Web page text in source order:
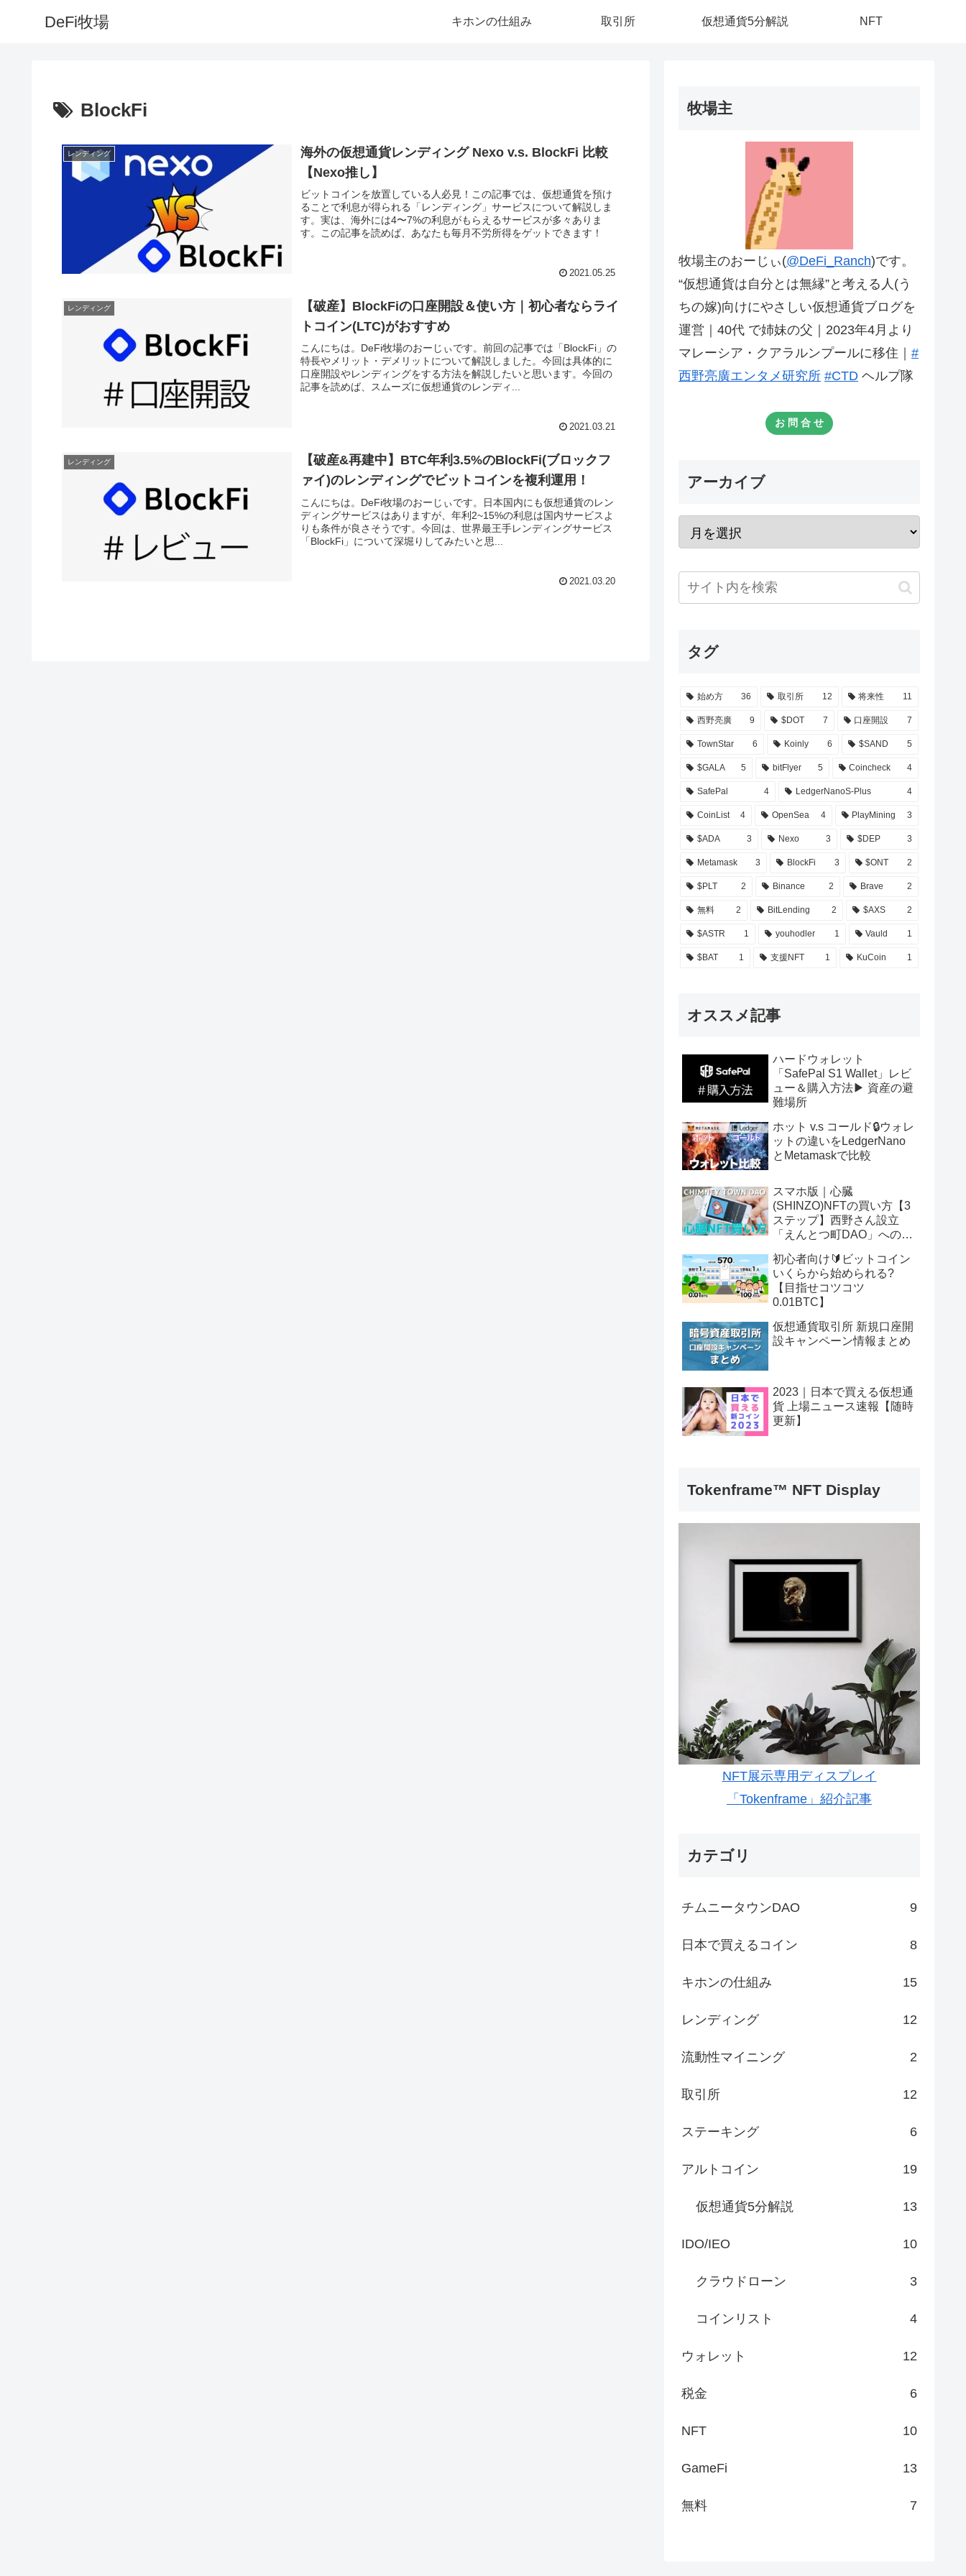
DeFi牧場 キホンの仕組み 取引所 仮想通貨5分解説 NFT
BlockFi
レンディング
海外の仮想通貨レンディング Nexo v.s. BlockFi 比較
【Nexo推し】
ビットコインを放置している人必見！この記事では、仮想通貨を預け
ることで利息が得られる「レンディング」サービスについて解説しま
す。実は、海外には4〜7%の利息がもらえるサービスが多々ありま
す。この記事を読めば、あなたも毎月不労所得をゲットできます！
2021.05.25
レンディング
【破産】BlockFiの口座開設＆使い方｜初心者ならライ
トコイン(LTC)がおすすめ
こんにちは。DeFi牧場のおーじぃです。前回の記事では「BlockFi」の
特長やメリット・デメリットについて解説しました。今回は具体的に
口座開設やレンディングをする方法を解説したいと思います。今回の
記事を読めば、スムーズに仮想通貨のレンディ...
2021.03.21
レンディング
【破産&再建中】BTC年利3.5%のBlockFi(ブロックフ
ァイ)のレンディングでビットコインを複利運用！
こんにちは。DeFi牧場のおーじぃです。日本国内にも仮想通貨のレン
ディングサービスはありますが、年利2~15%の利息は国内サービスよ
りも条件が良さそうです。今回は、世界最王手レンディングサービス
「BlockFi」について深堀りしてみたいと思...
2021.03.20
牧場主
牧場主のおーじぃ(@DeFi_Ranch)です。
“仮想通貨は自分とは無縁”と考える人(う
ちの嫁)向けにやさしい仮想通貨ブログを
運営｜40代 で姉妹の父｜2023年4月より
マレーシア・クアラルンプールに移住｜ #
西野亮廣エンタメ研究所 #CTD ヘルプ隊
お 問 合 せ
アーカイブ
タグ
始め方 36 取引所 12 将来性 11
西野亮廣 9 $DOT 7 口座開設 7
TownStar 6 Koinly 6 $SAND 5
$GALA 5 bitFlyer 5 Coincheck 4
SafePal 4 LedgerNanoS-Plus 4
CoinList 4 OpenSea 4 PlayMining 3
$ADA 3 Nexo 3 $DEP 3
Metamask 3 BlockFi 3 $ONT 2
$PLT 2 Binance 2 Brave 2
無料 2 BitLending 2 $AXS 2
$ASTR 1 youhodler 1 Vauld 1
$BAT 1 支援NFT 1 KuCoin 1
オススメ記事
ハードウォレット
「SafePal S1 Wallet」レビ
ュー＆購入方法▶ 資産の避
難場所
ホット v.s コールド🔒ウォレ
ットの違いをLedgerNano
とMetamaskで比較
スマホ版｜心臓
(SHINZO)NFTの買い方【3
ステップ】西野さん設立
「えんとつ町DAO」へのパ
初心者向け🔰ビットコイン
いくらから始められる?
【目指せコツコツ
0.01BTC】
仮想通貨取引所 新規口座開
設キャンペーン情報まとめ
2023｜日本で買える仮想通
貨 上場ニュース速報【随時
更新】
Tokenframe™ NFT Display
NFT展示専用ディスプレイ
「Tokenframe」紹介記事
カテゴリ
チムニータウンDAO 9
日本で買えるコイン 8
キホンの仕組み 15
レンディング 12
流動性マイニング 2
取引所 12
ステーキング 6
アルトコイン 19
仮想通貨5分解説 13
IDO/IEO 10
クラウドローン 3
コインリスト 4
ウォレット 12
税金 6
NFT 10
GameFi 13
無料 7